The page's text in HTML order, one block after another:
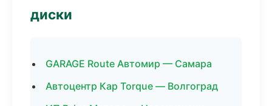
диски
GARAGE Route Автомир — Самара
Автоцентр Кар Torque — Волгоград